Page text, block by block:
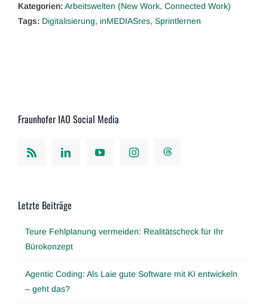
Kategorien: Arbeitswelten (New Work, Connected Work)
Tags: Digitalisierung, inMEDIASres, Sprintlernen
Fraunhofer IAO Social Media
Letzte Beiträge
Teure Fehlplanung vermeiden: Realitätscheck für Ihr
Bürokonzept
Agentic Coding: Als Laie gute Software mit KI entwickeln
– geht das?